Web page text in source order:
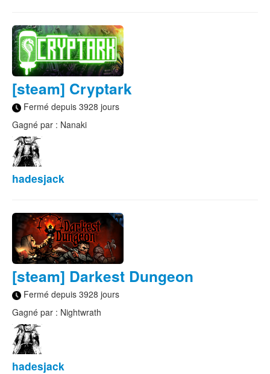
[steam] Cryptark
Fermé depuis 3928 jours
Gagné par : Nanaki
hadesjack
[steam] Darkest Dungeon
Fermé depuis 3928 jours
Gagné par : Nightwrath
hadesjack